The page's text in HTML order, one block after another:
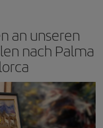
an unseren
nach Palma